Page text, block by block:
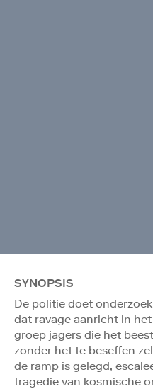
SYNOPSIS
De politie doet
dat ravage aanricht in
groep jagers die het
zonder het te beseffen
de ramp is gelegd,
tragedie van kosmische